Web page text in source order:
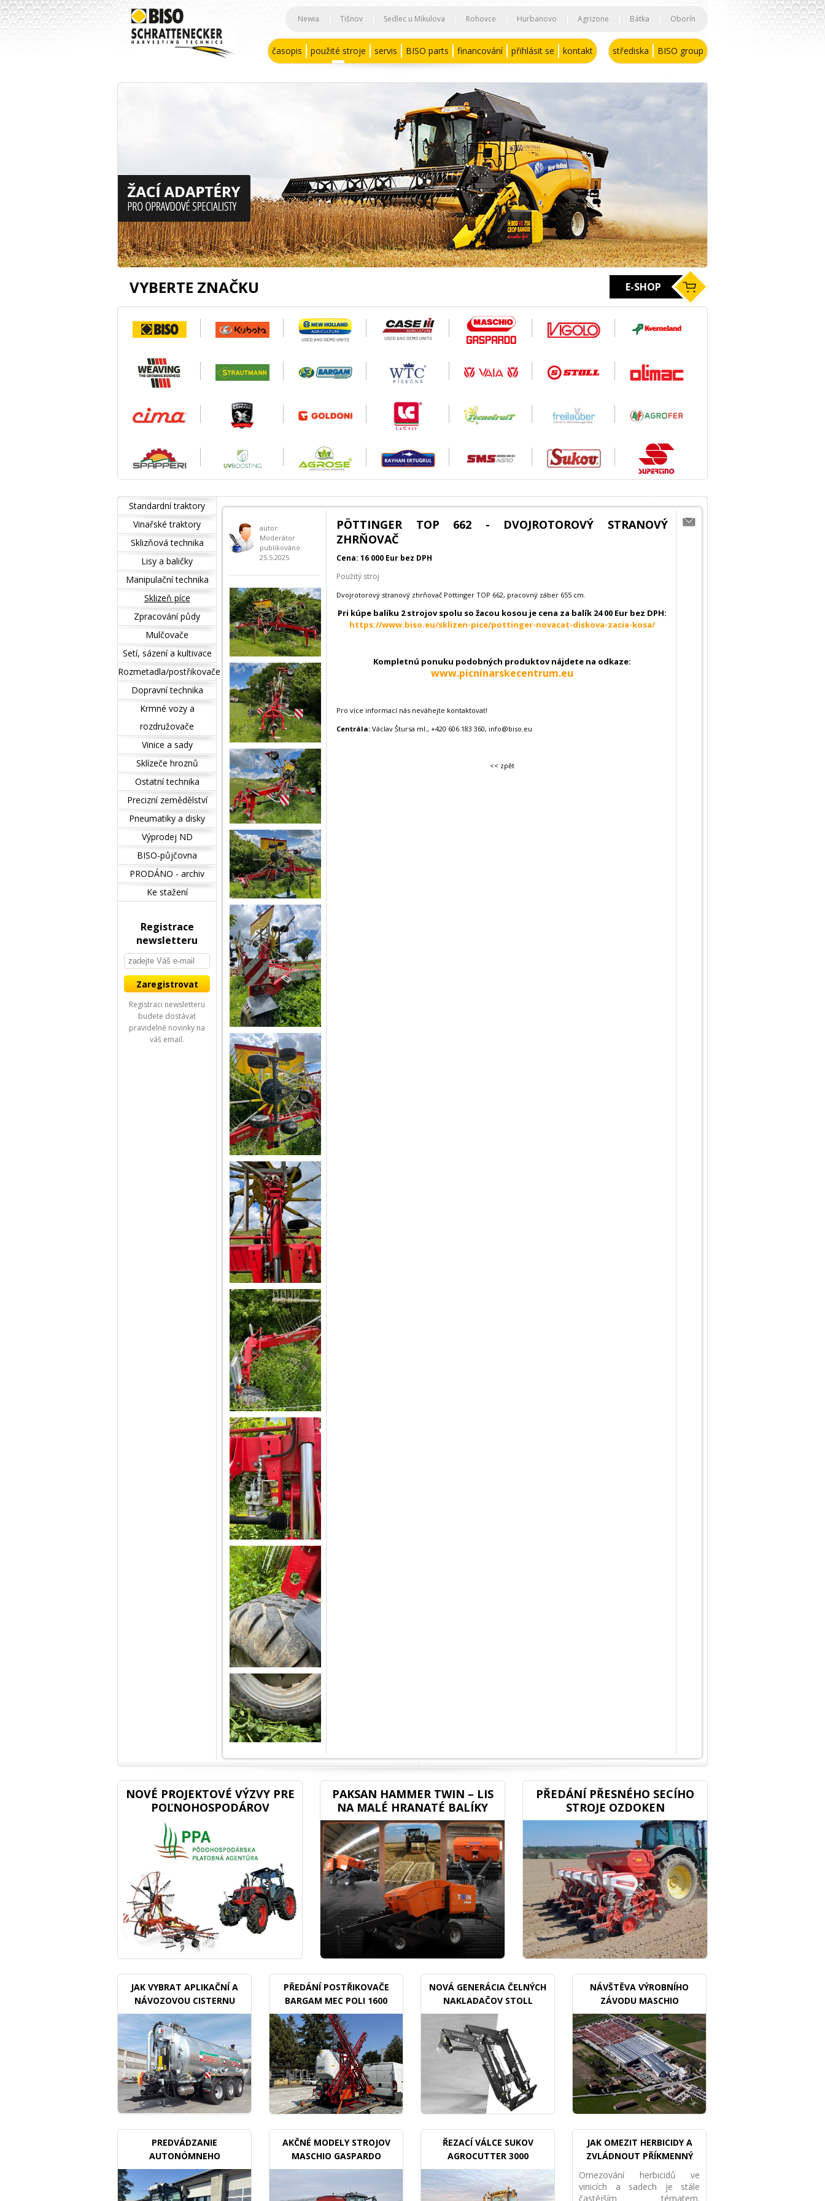
Newia Tišnov Sedlec u Mikulova Rohovce Hurbanovo Agrizone Bátka Oborín
střediska BISO group
časopis použité stroje servis BISO parts financování přihlásit se kontakt
VYBERTE ZNAČKU E-SHOP
autor:
Moderátor
publikováno:
25.5.2025
PÖTTINGER TOP 662 - DVOJROTOROVÝ STRANOVÝ
ZHRŇOVAČ
Cena: 16 000 Eur bez DPH
Použitý stroj
Dvojrotorový stranový zhrňovač Pöttinger TOP 662, pracovný záber 655 cm.
Pri kúpe balíku 2 strojov spolu so žacou kosou je cena za balík 24 00 Eur bez DPH:
https://www.biso.eu/sklizen-pice/pottinger-novacat-diskova-zacia-kosa/
Kompletnú ponuku podobných produktov nájdete na odkaze:
www.picninarskecentrum.eu
Pro více informací nás neváhejte kontaktovat!
Centrála: Václav Štursa ml., +420 606 183 360, info@biso.eu
<< zpět
Standardní traktory
Vinařské traktory
Sklizňová technika
Lisy a baličky
Manipulační technika
Sklizeň píce
Zpracování půdy
Mulčovače
Setí, sázení a kultivace
Rozmetadla/postřikovače
Dopravní technika
Krmné vozy a
rozdružovače
Vinice a sady
Sklízeče hroznů
Ostatní technika
Precizní zemědělství
Pneumatiky a disky
Výprodej ND
BISO-půjčovna
PRODÁNO - archiv
Ke stažení
Registrace
newsletteru
Registraci newsletteru
budete dostávat
pravidelně novinky na
váš email.
NOVÉ PROJEKTOVÉ VÝZVY PRE
POĽNOHOSPODÁROV
PAKSAN HAMMER TWIN – LIS
NA MALÉ HRANATÉ BALÍKY
PŘEDÁNÍ PŘESNÉHO SECÍHO
STROJE OZDOKEN
JAK VYBRAT APLIKAČNÍ A
NÁVOZOVOU CISTERNU
PŘEDÁNÍ POSTŘIKOVAČE
BARGAM MEC POLI 1600
BDX
NOVÁ GENERÁCIA ČELNÝCH
NAKLADAČOV STOLL
TRACLIFT
NÁVŠTĚVA VÝROBNÍHO
ZÁVODU MASCHIO
GASPARDO
PREDVÁDZANIE
AUTONÓMNEHO
TRAKTORU V SADOCH
AKČNÉ MODELY STROJOV
MASCHIO GASPARDO
ŘEZACÍ VÁLCE SUKOV
AGROCUTTER 3000
JAK OMEZIT HERBICIDY A
ZVLÁDNOUT PŘÍKMENNÝ
PÁS MECHANICKY VE VINICI I
SADU
Omezování herbicidů ve
vinicích a sadech je stále
častějším tématem.